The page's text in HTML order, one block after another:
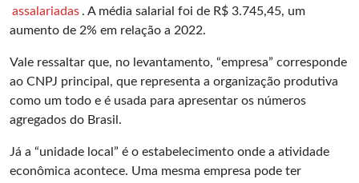
assalariadas . A média salarial foi de R$ 3.745,45, um
aumento de 2% em relação a 2022.
Vale ressaltar que, no levantamento, “empresa” corresponde
ao CNPJ principal, que representa a organização produtiva
como um todo e é usada para apresentar os números
agregados do Brasil.
Já a “unidade local” é o estabelecimento onde a atividade
econômica acontece. Uma mesma empresa pode ter